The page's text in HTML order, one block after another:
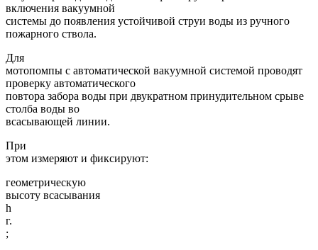
включения вакуумной
системы до появления устойчивой струи воды из ручного
пожарного ствола.
Для
мотопомпы с автоматической вакуумной системой проводят
проверку автоматического
повтора забора воды при двукратном принудительном срыве
столба воды во
всасывающей линии.
При
этом измеряют и фиксируют:
геометрическую
высоту всасывания
h
г.
;